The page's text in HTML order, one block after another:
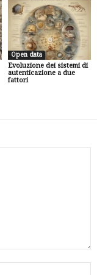
Open data
Evoluzione dei sistemi di
autenticazione a due
fattori